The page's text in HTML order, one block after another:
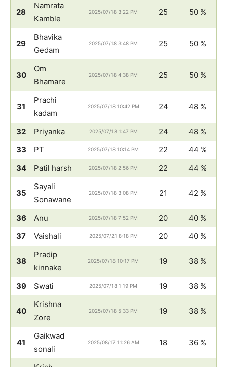
28
Namrata
Kamble
2025/07/18 3:22 PM 25 50 %
29
Bhavika
Gedam
2025/07/18 3:48 PM 25 50 %
30
Om
Bhamare
2025/07/18 4:38 PM 25 50 %
31
Prachi
kadam
2025/07/18 10:42 PM 24 48 %
32 Priyanka 2025/07/18 1:47 PM 24
48 %
33
PT 2025/07/18 10:14 PM 22
44 %
34
Patil harsh 2025/07/18 2:56 PM 22 44 %
35
Sayali
Sonawane
2025/07/18 3:08 PM 21 42 %
36 Anu 2025/07/18 7:52 PM 20
40 %
37
Vaishali 2025/07/21 8:18 PM 20 40 %
38
Pradip
kinnake
2025/07/18 10:17 PM 19 38 %
39 Swati 2025/07/18 1:19 PM 19 38 %
40
Krishna
Zore
2025/07/18 5:33 PM 19 38 %
41
Gaikwad
sonali
2025/08/17 11:26 AM 18 36 %